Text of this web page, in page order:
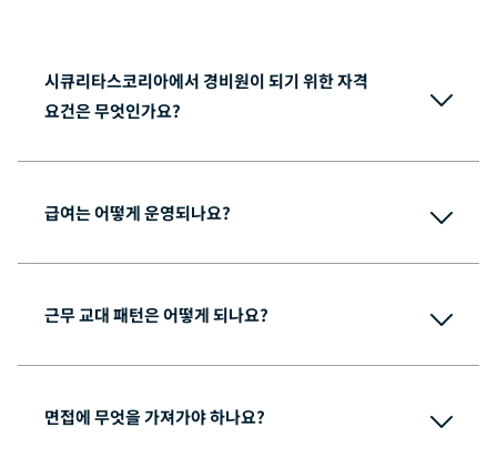
시큐리타스코리아에서 경비원이 되기 위한 자격
요건은 무엇인가요?
만 18세 이상
한국 국적 또는 F6 비자 소지자
급여는 어떻게 운영되나요?
근무 교대 패턴은 어떻게 되나요?
면접에 무엇을 가져가야 하나요?